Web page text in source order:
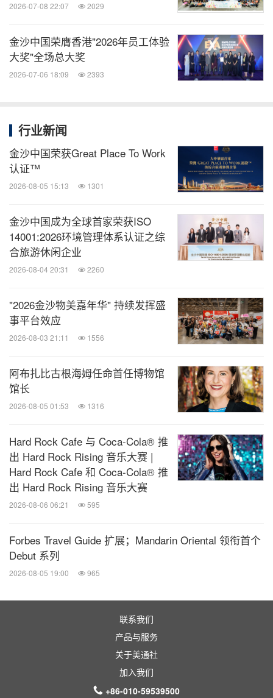
2026-07-08 22:07 2029
金沙中国荣膺香港"2026年员工体验
大奖"全场总大奖
2026-07-06 18:09 2393
行业新闻
金沙中国荣获Great Place To Work
认证™
2026-08-05 15:13 1301
金沙中国成为全球首家荣获ISO
14001:2026环境管理体系认证之综
合旅游休闲企业
2026-08-04 20:31 2260
"2026金沙物美嘉年华" 持续发挥盛
事平台效应
2026-08-03 21:11 1556
阿布扎比古根海姆任命首任博物馆
馆长
2026-08-05 01:53 1316
Hard Rock Cafe 与 Coca-Cola® 推
出 Hard Rock Rising 音乐大赛 |
Hard Rock Cafe 和 Coca-Cola® 推
出 Hard Rock Rising 音乐大赛
2026-08-06 06:21 595
Forbes Travel Guide 扩展；Mandarin Oriental 领衔首个
Debut 系列
2026-08-05 19:00 965
联系我们
产品与服务
关于美通社
加入我们
+86-010-59539500